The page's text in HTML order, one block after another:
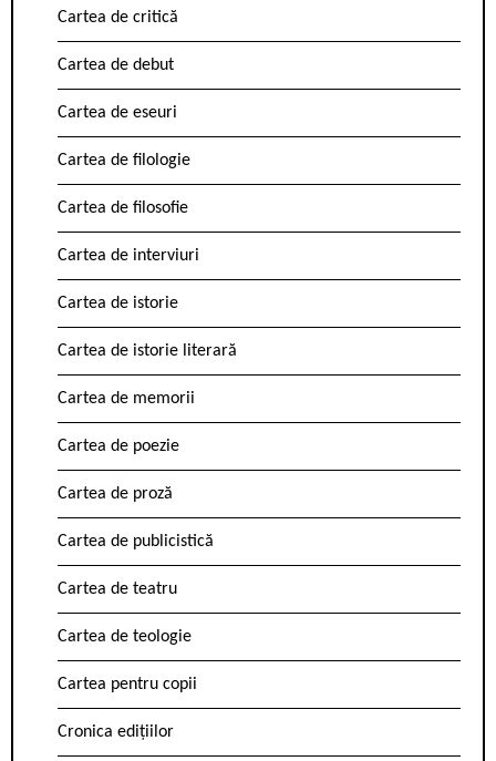
Cartea de critică
Cartea de debut
Cartea de eseuri
Cartea de filologie
Cartea de filosofie
Cartea de interviuri
Cartea de istorie
Cartea de istorie literară
Cartea de memorii
Cartea de poezie
Cartea de proză
Cartea de publicistică
Cartea de teatru
Cartea de teologie
Cartea pentru copii
Cronica edițiilor